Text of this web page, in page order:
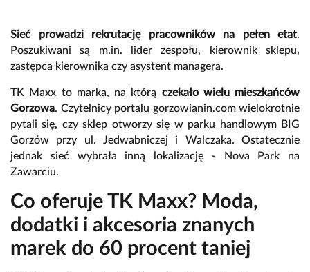
Sieć prowadzi rekrutację pracowników na pełen etat.
Poszukiwani są m.in. lider zespołu, kierownik sklepu,
zastępca kierownika czy asystent managera.
TK Maxx to marka, na którą czekało wielu mieszkańców
Gorzowa. Czytelnicy portalu gorzowianin.com wielokrotnie
pytali się, czy sklep otworzy się w parku handlowym BIG
Gorzów przy ul. Jedwabniczej i Walczaka. Ostatecznie
jednak sieć wybrała inną lokalizację - Nova Park na
Zawarciu.
Co oferuje TK Maxx? Moda,
dodatki i akcesoria znanych
marek do 60 procent taniej